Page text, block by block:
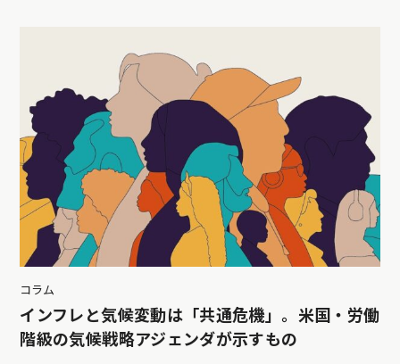
コラム
インフレと気候変動は「共通危機」。米国・労働
階級の気候戦略アジェンダが示すもの